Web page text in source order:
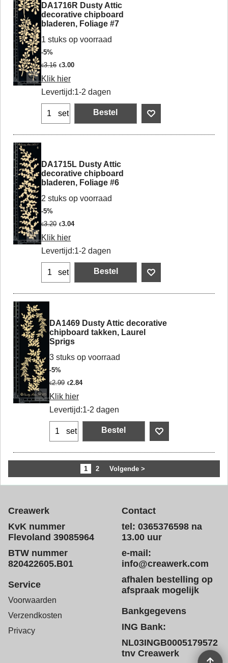
DA1716R Dusty Attic
decorative chipboard
bladeren, Foliage #7
1 stuks op voorraad
-5%
€3.16 €3.00
Klik hier
Levertijd:1-2 dagen
set Bestel
DA1715L Dusty Attic
decorative chipboard
bladeren, Foliage #6
2 stuks op voorraad
-5%
€3.20 €3.04
Klik hier
Levertijd:1-2 dagen
set Bestel
DA1469 Dusty Attic decorative
chipboard takken, Laurel
Sprigs
3 stuks op voorraad
-5%
€2.99 €2.84
Klik hier
Levertijd:1-2 dagen
set Bestel
1 2 Volgende >
Creawerk
KvK nummer
Flevoland 39085964
BTW nummer
820422605.B01
Contact
tel: 0365376598 na
13.00 uur
e-mail:
info@creawerk.com
afhalen bestelling op
afspraak mogelijk
Service
Voorwaarden
Verzendkosten
Privacy
Bankgegevens
ING Bank:
NL03INGB0005179572
tnv Creawerk